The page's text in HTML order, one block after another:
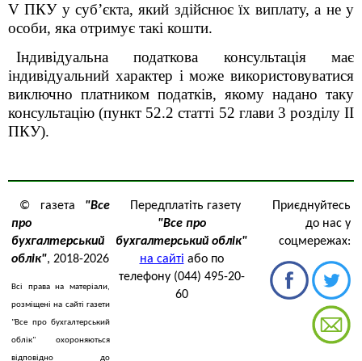
V ПКУ у суб’єкта, який здійснює їх виплату, а не у
особи, яка отримує такі кошти.
Індивідуальна податкова консультація має
індивідуальний характер і може використовуватися
виключно платником податків, якому надано таку
консультацію (пункт 52.2 статті 52 глави 3 роздiлу II
ПКУ).
© газета "Все
про
бухгалтерський
облік", 2018-2026
Всі права на матеріали,
розміщені на сайті газети
"Все про бухгалтерський
облік" охороняються
відповідно до
Передплатіть газету
"Все про
бухгалтерський облік"
на сайті або по
телефону (044) 495-20-
60
Приєднуйтесь
до нас у
соцмережах: